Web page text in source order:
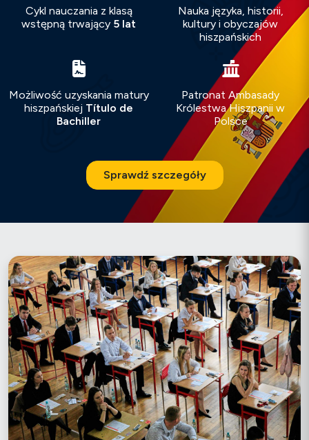
Cykl nauczania z klasą
wstępną trwający 5 lat
Nauka języka, historii,
kultury i obyczajów
hiszpańskich
Możliwość uzyskania matury
hiszpańskiej Título de
Bachiller
Patronat Ambasady
Królestwa Hiszpanii w
Polsce
Sprawdź szczegóły